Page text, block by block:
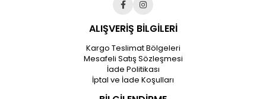
ALIŞVERİŞ BİLGİLERİ
Kargo Teslimat Bölgeleri
Mesafeli Satış Sözleşmesi
İade Politikası
İptal ve İade Koşulları